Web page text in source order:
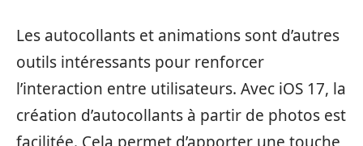
Les autocollants et animations sont d’autres
outils intéressants pour renforcer
l’interaction entre utilisateurs. Avec iOS 17, la
création d’autocollants à partir de photos est